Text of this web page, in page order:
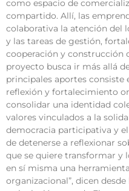
como espacio de
compartido. Allí, las
colaborativa la atención del
y las tareas de gestión,
cooperación y construcción
proyecto busca ir más allá
principales aportes consiste
reflexión y fortalecimiento
consolidar una identidad
valores vinculados a la
democracia participativa y
de detenerse a reflexionar
que se quiere transformar y
en sí misma una
organizacional”, dicen